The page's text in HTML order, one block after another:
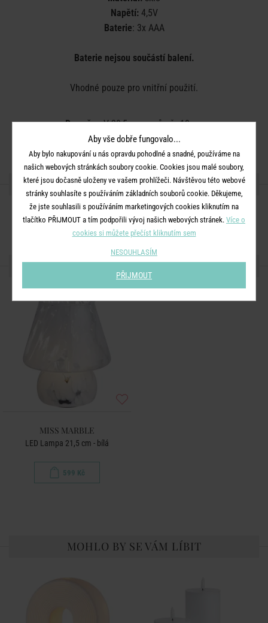
Napětí:4,5V
Baterie: 3x AAA
Baterie nejsou součástí balení.
Vhodné pouze pro vnitřní použití.
Rozměry:V 20,5 cm x průměr 18 cm
Materiál:sklo
SDÍLEJTE S PŘÁTELI
DALŠÍ PRODUKTY ZE SÉRIE
MISS MARBLE
LED Lampa 21,5 cm - bílá
599 Kč
MOHLO BY SE VÁM LÍBIT
Aby vše dobře fungovalo...
Aby bylo nakupování u nás opravdu pohodlné a snadné, používáme na
našich webových stránkách soubory cookie. Cookies jsou malé soubory,
které jsou dočasně uloženy ve vašem prohlížeči. Návštěvou této webové
stránky souhlasíte s používáním základních souborů cookie. Děkujeme,
že jste souhlasili s používáním marketingových cookies kliknutím na
tlačítko PŘIJMOUT a tím podpořili vývoj našich webových stránek. Více o
cookies si můžete přečíst kliknutím sem
NESOUHLASÍM
PŘIJMOUT